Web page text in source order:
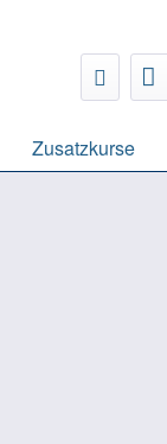
Zusatzkurse